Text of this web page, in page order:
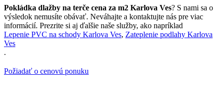
Pokládka dlažby na terče cena za m2 Karlova Ves? S nami sa o
výsledok nemusíte obávať. Neváhajte a kontaktujte nás pre viac
informácií. Prezrite si aj ďalšie naše služby, ako napríklad
Lepenie PVC na schody Karlova Ves, Zateplenie podlahy Karlova
Ves
.
Požiadať o cenovú ponuku